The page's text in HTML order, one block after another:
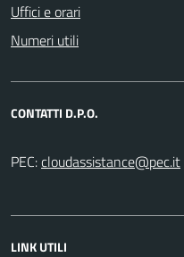
Uffici e orari
Numeri utili
CONTATTI D.P.O.
PEC:
LINK UTILI